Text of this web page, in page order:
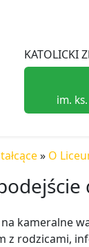
KATOLICKI
im.
» O
na kameralne
z rodzicami,